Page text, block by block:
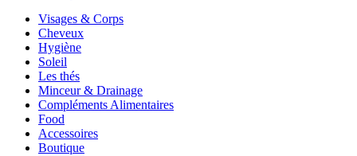
Visages & Corps
Cheveux
Hygiène
Soleil
Les thés
Minceur & Drainage
Compléments Alimentaires
Food
Accessoires
Boutique